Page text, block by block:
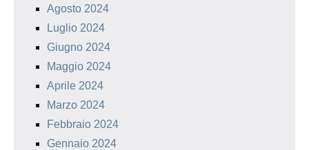
Agosto 2024
Luglio 2024
Giugno 2024
Maggio 2024
Aprile 2024
Marzo 2024
Febbraio 2024
Gennaio 2024